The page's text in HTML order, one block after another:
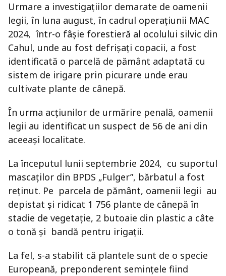
Urmare a investigațiilor demarate de oamenii
legii, în luna august, în cadrul operațiunii MAC
2024, într-o fâșie forestieră al ocolului silvic din
Cahul, unde au fost defrișați copacii, a fost
identificată o parcelă de pământ adaptată cu
sistem de irigare prin picurare unde erau
cultivate plante de cânepă.
În urma acțiunilor de urmărire penală, oamenii
legii au identificat un suspect de 56 de ani din
aceeași localitate.
La începutul lunii septembrie 2024, cu suportul
mascaților din BPDS „Fulger”, bărbatul a fost
reținut. Pe parcela de pământ, oamenii legii au
depistat și ridicat 1 756 plante de cânepă în
stadie de vegetație, 2 butoaie din plastic a câte
o tonă și bandă pentru irigații.
La fel, s-a stabilit că plantele sunt de o specie
Europeană, preponderent semințele fiind